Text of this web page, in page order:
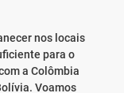
nos locais
para o
a Colômbia
Voamos